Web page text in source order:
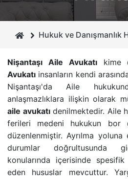
GAYRIMENKUL HUKUKU
BOŞANMA VE AILE HUKUKU
İCRA VE İFLAS HUKUKU
BORÇLAR HUKUKU
CEZA MAHKEMELERI
İHTIYATI HACIZ
İSIM VE SOYISIM
ÇEKIŞMELI BOŞANMA
BANKA HESABINA
GAYRIMENKUL AVUKATI
HAKARET SUÇU
Hukuk ve Danışmanlık
Nişantaşı Aile Avukatıkime
Avukatı insanların kendi
Nişantaşı'daAile
anlaşmazlıklara ilişkin olarak
aile avukatıdenilmektedir. Aile
ferileri medeni hukukun bor
düzenlenmiştir. Ayrılma yoluna
durumlar doğrultusunda
konularında içerisinde
eden hususlar mevcuttur.